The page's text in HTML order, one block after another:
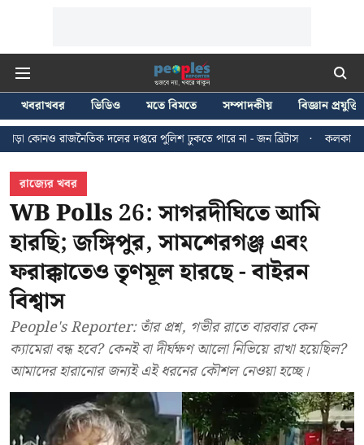
খবরাখবর ভিডিও মতে বিমতে সম্পাদকীয়
বিজ্ঞান প্রযুক্তি
দলের দপ্তরে পুলিশ ঢুকতে পারে না - জন ব্রিটাস
কলকাতায় ২৪ জুলাইয়ের
রাজ্যের খবর
WB Polls 26: সাগরদীঘিতে আমি
হারছি; জঙ্গিপুর, সামশেরগঞ্জ এবং
ফরাক্কাতেও তৃণমূল হারছে - বাইরন
বিশ্বাস
People's Reporter: তাঁর প্রশ্ন, গভীর রাতে বারবার কেন
ক্যামেরা বন্ধ হবে? কেনই বা দীর্ঘক্ষণ আলো নিভিয়ে রাখা হয়েছিল?
আমাদের হারানোর জন্যই এই ধরনের কৌশল নেওয়া হচ্ছে।